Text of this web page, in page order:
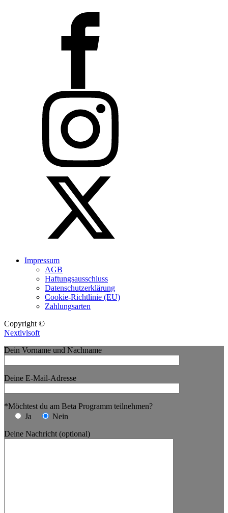
Impressum
AGB
Haftungsausschluss
Datenschutzerklärung
Cookie-Richtlinie (EU)
Zahlungsarten
Copyright ©
Nextlvlsoft
Dein Vorname und Nachname
Deine E-Mail-Adresse
*Möchtest du am Beta Programm teilnehmen?
Ja
Nein
Deine Nachricht (optional)